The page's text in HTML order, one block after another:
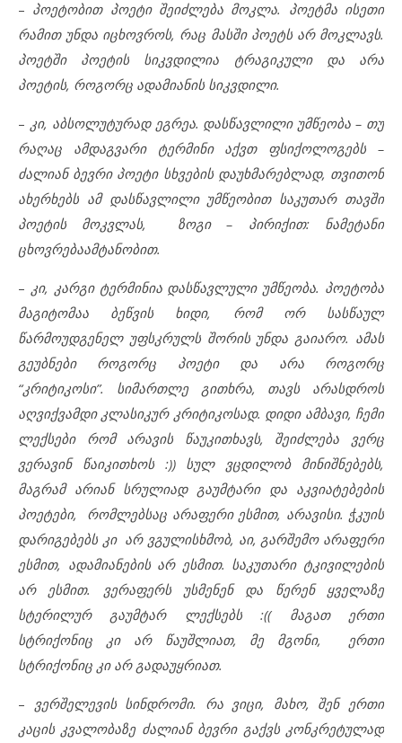
– პოეტობით პოეტი შეიძლება მოკლა. პოეტმა ისეთი
რამით უნდა იცხოვროს, რაც მასში პოეტს არ მოკლავს.
პოეტში პოეტის სიკვდილია ტრაგიკული და არა
პოეტის, როგორც ადამიანის სიკვდილი.
– კი, აბსოლუტურად ეგრეა. დასწავლილი უმწეობა – თუ
რაღაც ამდაგვარი ტერმინი აქვთ ფსიქოლოგებს –
ძალიან ბევრი პოეტი სხვების დაუხმარებლად, თვითონ
ახერხებს ამ დასწავლილი უმწეობით საკუთარ თავში
პოეტის მოკვლას, ზოგი – პირიქით: ნამეტანი
ცხოვრებაამტანობით.
– კი, კარგი ტერმინია დასწავლული უმწეობა. პოეტობა
მაგიტომაა ბეწვის ხიდი, რომ ორ სასწაულ
წარმოუდგენელ უფსკრულს შორის უნდა გაიარო. ამას
გეუბნები როგორც პოეტი და არა როგორც
“კრიტიკოსი”. სიმართლე გითხრა, თავს არასდროს
აღვიქვამდი კლასიკურ კრიტიკოსად. დიდი ამბავი, ჩემი
ლექსები რომ არავის წაუკითხავს, შეიძლება ვერც
ვერავინ წაიკითხოს :)) სულ ვცდილობ მინიშნებებს,
მაგრამ არიან სრულიად გაუმტარი და აკვიატებების
პოეტები, რომლებსაც არაფერი ესმით, არავისი. ჭკუის
დარიგებებს კი არ ვგულისხმობ, აი, გარშემო არაფერი
ესმით, ადამიანების არ ესმით. საკუთარი ტკივილების
არ ესმით. ვერაფერს უსმენენ და წერენ ყველაზე
სტერილურ გაუმტარ ლექსებს :(( მაგათ ერთი
სტრიქონიც კი არ წაუშლიათ, მე მგონი, ერთი
სტრიქონიც კი არ გადაუყრიათ.
– ვერშელევის სინდრომი.
რა ვიცი, მახო, შენ ერთი
კაცის კვალობაზე ძალიან ბევრი გაქვს კონკრეტულად